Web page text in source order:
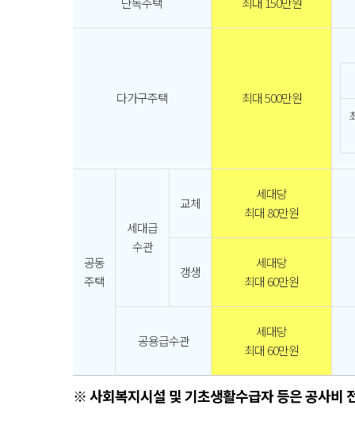
다가구주택
최대 500만원
공동
주택
세대급
수관
교체
세대당
최대 80만원
갱생
세대당
최대 60만원
공용급수관
세대당
최대 60만원
※ 사회복지시설 및 기초생활수급자 등은 공사비